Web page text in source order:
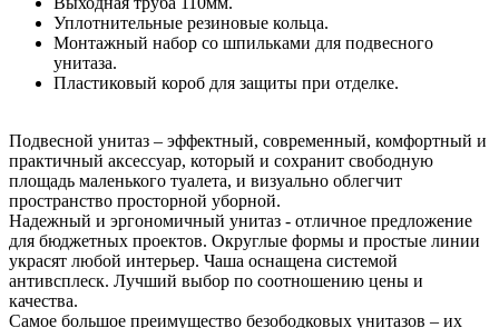
Уплотнительные резиновые кольца.
Монтажный набор со шпильками для подвесного
унитаза.
Пластиковый короб для защиты при отделке.
Подвесной унитаз – эффектный, современный, комфортный и
практичный аксессуар, который и сохранит свободную
площадь маленького туалета, и визуально облегчит
пространство просторной уборной.
Надежный и эргономичный унитаз - отличное предложение
для бюджетных проектов. Округлые формы и простые линии
украсят любой интерьер. Чаша оснащена системой
антивсплеск. Лучший выбор по соотношению цены и
качества.
Самое большое преимущество безободковых унитазов – их